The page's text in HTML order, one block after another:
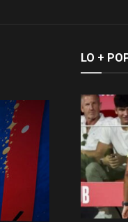
LO +